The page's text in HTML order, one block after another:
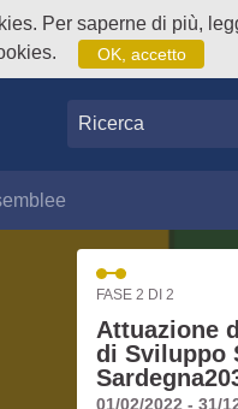
Per saperne di più,
OK, accetto
Ricerca
FASE 2 DI 2
Attuazione
di Sviluppo
01/02/2022 - 31/